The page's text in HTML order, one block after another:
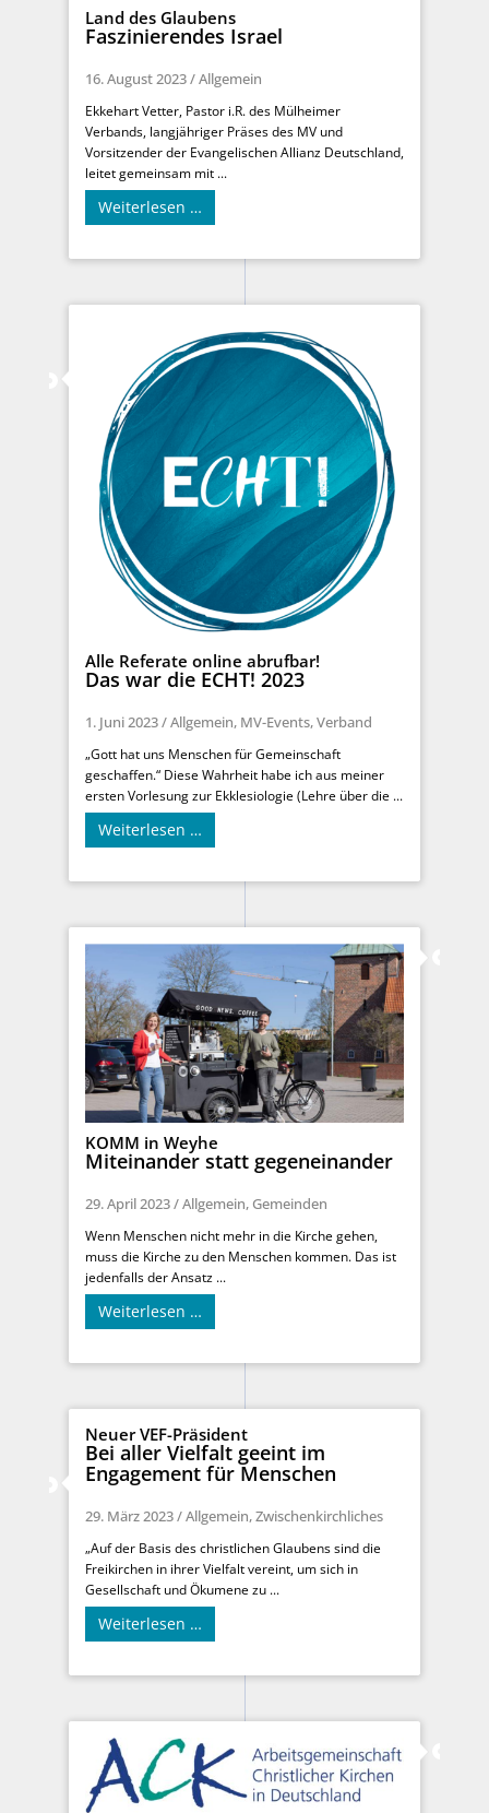
Land des Glaubens
Faszinierendes Israel
16. August 2023/Allgemein
Ekkehart Vetter, Pastor i.R. des Mülheimer
Verbands, langjähriger Präses des MV und
Vorsitzender der Evangelischen Allianz Deutschland,
leitet gemeinsam mit ...
Weiterlesen …
Alle Referate online abrufbar!
Das war die ECHT! 2023
1. Juni 2023/Allgemein, MV-Events,Verband
„Gott hat uns Menschen für Gemeinschaft
geschaffen.“ Diese Wahrheit habe ich aus meiner
ersten Vorlesung zur Ekklesiologie (Lehre über die ...
Weiterlesen …
KOMM in Weyhe
Miteinander statt gegeneinander
29. April 2023/Allgemein, Gemeinden
Wenn Menschen nicht mehr in die Kirche gehen,
muss die Kirche zu den Menschen kommen. Das ist
jedenfalls der Ansatz ...
Weiterlesen …
Neuer VEF-Präsident
Bei aller Vielfalt geeint im
Engagement für Menschen
29. März 2023/Allgemein,Zwischenkirchliches
„Auf der Basis des christlichen Glaubens sind die
Freikirchen in ihrer Vielfalt vereint, um sich in
Gesellschaft und Ökumene zu ...
Weiterlesen …